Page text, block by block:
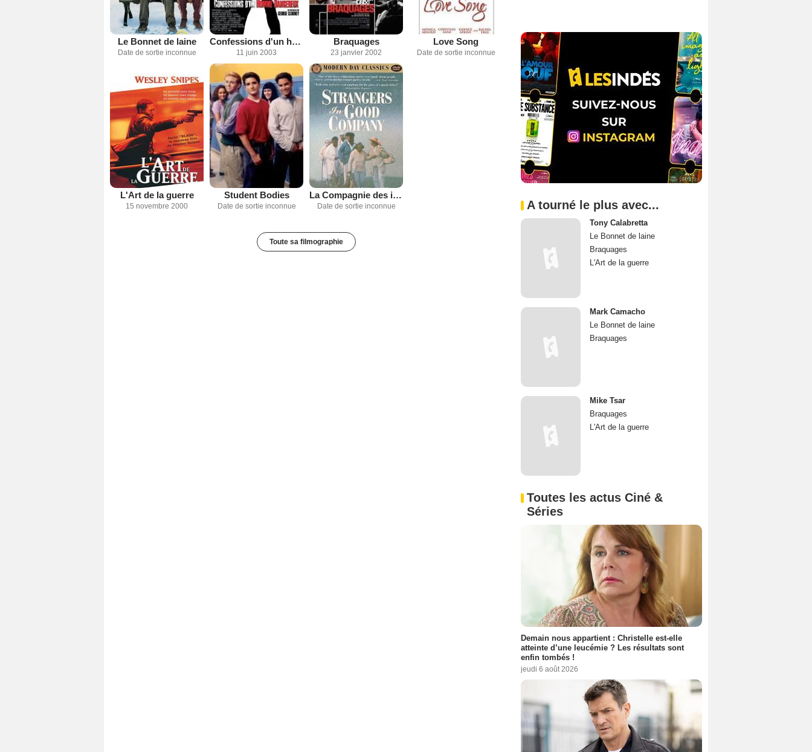
Le Bonnet de laine
Date de sortie inconnue
Confessions d'un homme dangereux
11 juin 2003
Braquages
23 janvier 2002
Love Song
Date de sortie inconnue
L'Art de la guerre
15 novembre 2000
Student Bodies
Date de sortie inconnue
La Compagnie des inconnues
Date de sortie inconnue
Toute sa filmographie
A tourné le plus avec...
Tony Calabretta
Le Bonnet de laine
Braquages
L'Art de la guerre
Mark Camacho
Le Bonnet de laine
Braquages
Mike Tsar
Braquages
L'Art de la guerre
Toutes les actus Ciné &
Séries
Demain nous appartient : Christelle est-elle
atteinte d’une leucémie ? Les résultats sont
enfin tombés !
jeudi 6 août 2026